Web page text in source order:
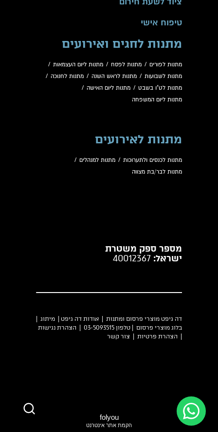
טיפוח אישי
מתנות לחגים ואירועים
מתנות לפורים / מתנות לפסח / מתנות ליום העצמאות /
מתנות לשבועות / מתנות לראש השנה / מתנות לחנוכה /
מתנות לט"ו בשבט / מתנות ליום האישה /
מתנות ליום המשפחה
מתנות לאירועים
מתנות לכנסים ולתערוכות / מתנות למנהלים /
מתנות לבר/בת מצווה
מספר ספק משטרת
ישראל:
דה גיפט מוצרי פרסום ומתנות | אודות דה גיפט מיתוג
בלוג מוצרי פרסום | טלפון 03-5093515 |
הצהרת נגישות
הצהרת פרטיות צור קשר
folyou
הקמת אתר אינטרנט